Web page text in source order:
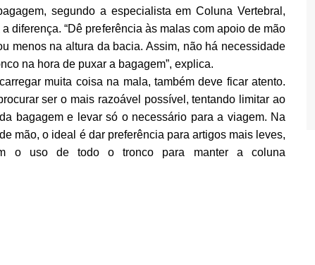
segundo a especialista em Coluna Vertebral,
diferença. “Dê preferência às malas com apoio de mão
menos na altura da bacia. Assim, não há necessidade
na hora de puxar a bagagem”, explica.
muita coisa na mala, também deve ficar atento.
ser o mais razoável possível, tentando limitar ao
bagagem e levar só o necessário para a viagem. Na
mão, o ideal é dar preferência para artigos mais leves,
o uso de todo o tronco para manter a coluna